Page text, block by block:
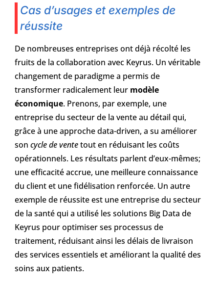
Cas d’usages et exemples de
réussite
De nombreuses entreprises ont déjà récolté les
fruits de la collaboration avec Keyrus. Un véritable
changement de paradigme a permis de
transformer radicalement leur modèle
économique. Prenons, par exemple, une
entreprise du secteur de la vente au détail qui,
grâce à une approche data-driven, a su améliorer
son cycle de ventetout en réduisant les coûts
opérationnels. Les résultats parlent d’eux-mêmes;
une efficacité accrue, une meilleure connaissance
du client et une fidélisation renforcée. Un autre
exemple de réussite est une entreprise du secteur
de la santé qui a utilisé les solutions Big Data de
Keyrus pour optimiser ses processus de
traitement, réduisant ainsi les délais de livraison
des services essentiels et améliorant la qualité des
soins aux patients.